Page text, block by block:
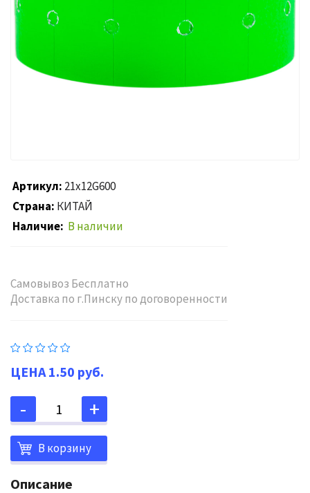
Артикул 21x12G600
Страна КИТАЙ
Наличие В наличии
Самовывоз Бесплатно
Доставка по г.Пинску по договоренности
1.50 руб.
В корзину
Описание